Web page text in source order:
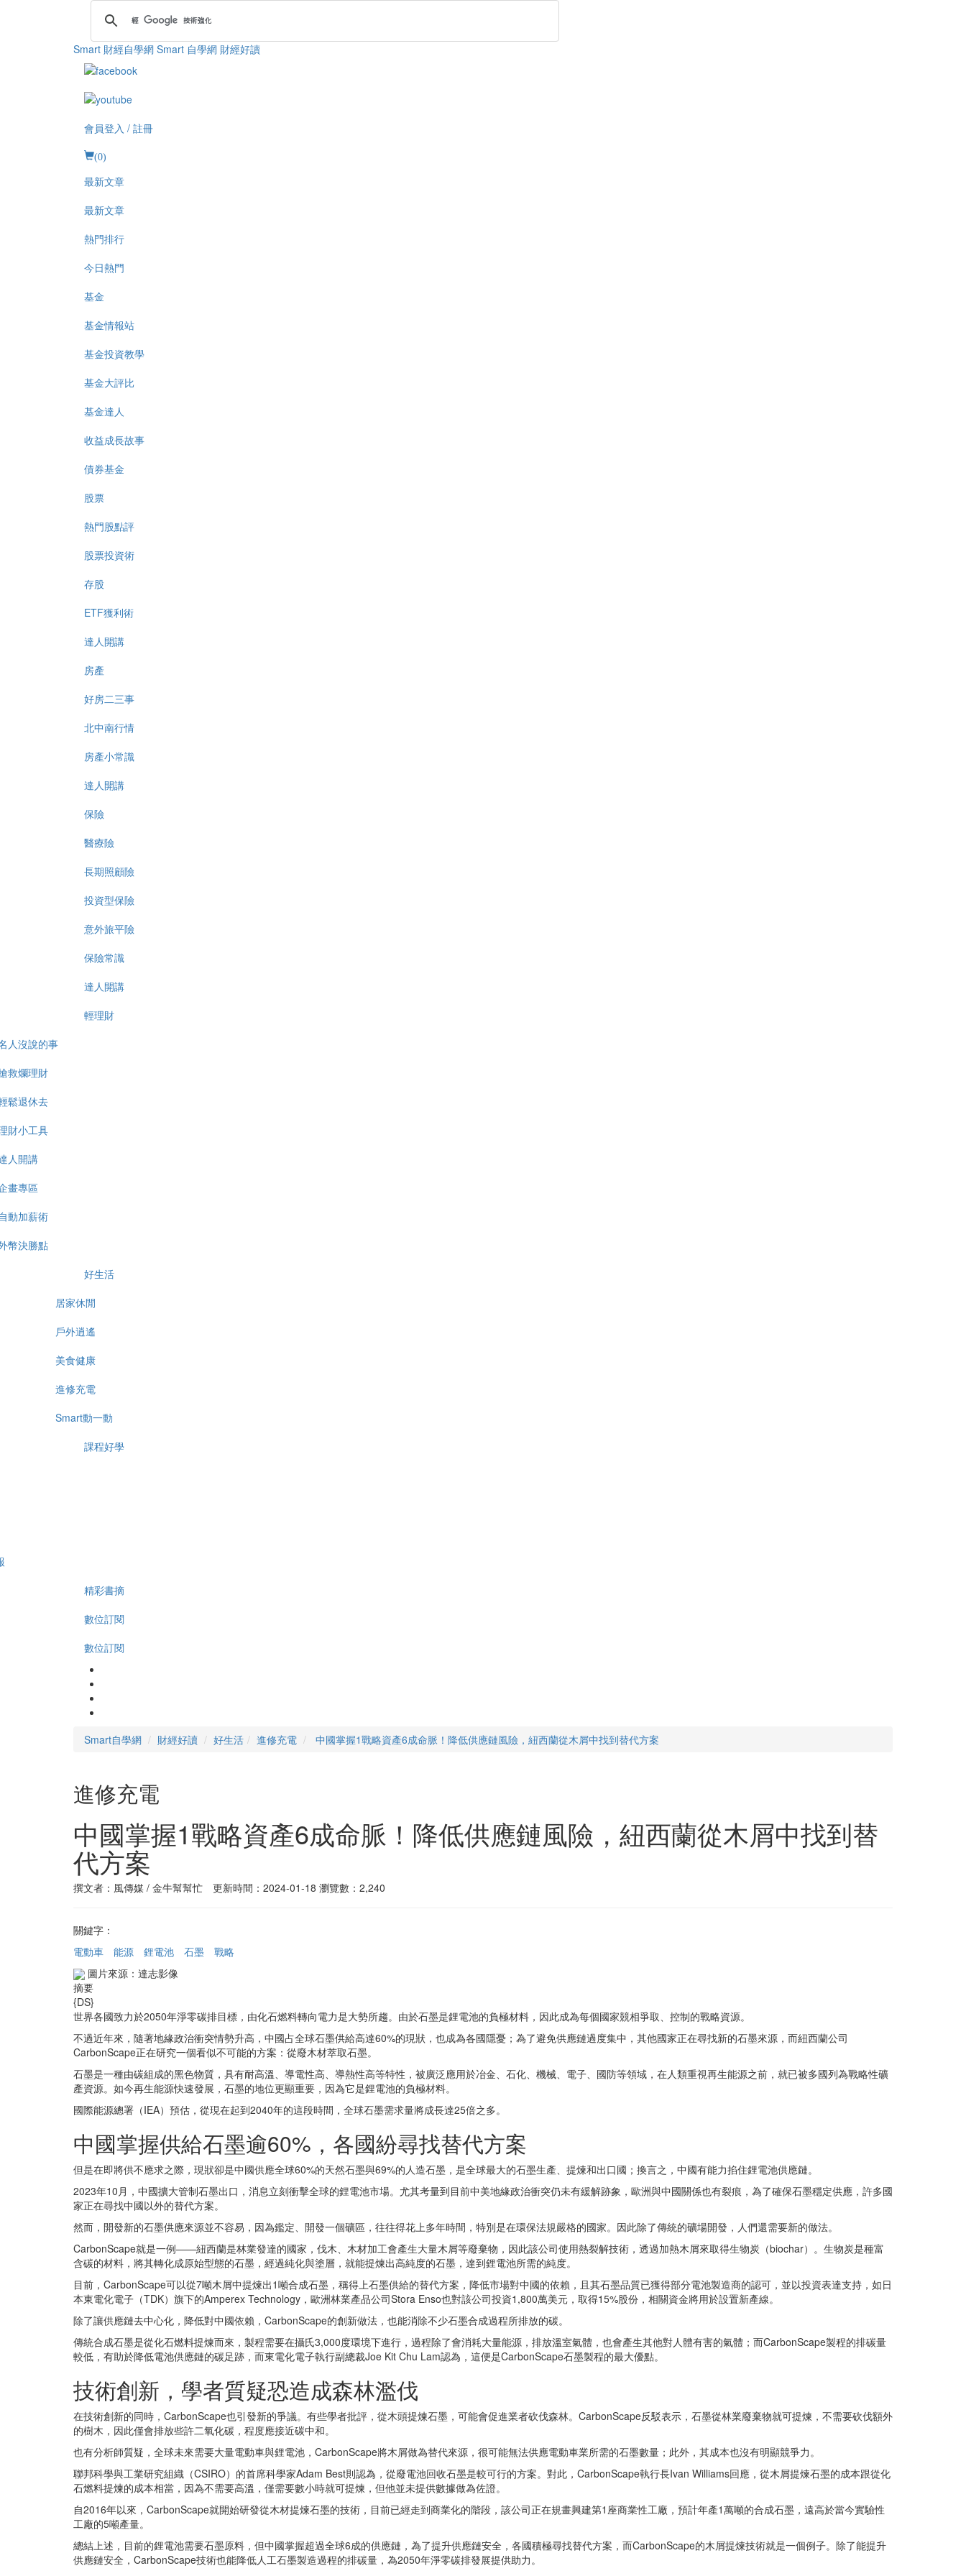
Smart 財經自學網 Smart 自學網 財經好讀
會員登入 / 註冊
(0)
最新文章
最新文章
熱門排行
今日熱門
基金
基金情報站
基金投資教學
基金大評比
基金達人
收益成長故事
債券基金
股票
熱門股點評
股票投資術
存股
ETF獲利術
達人開講
房產
好房二三事
北中南行情
房產小常識
達人開講
保險
醫療險
長期照顧險
投資型保險
意外旅平險
保險常識
達人開講
輕理財
人沒說的事
救爛理財
鬆退休去
財小工具
人開講
畫專區
動加薪術
幣決勝點
好生活
居家休閒
戶外逍遙
美食健康
進修充電
Smart動一動
課程好學
精彩書摘
數位訂閱
數位訂閱
Smart自學網 財經好讀 好生活 進修充電 中國掌握1戰略資產6成命脈！降低供應鏈風險，紐西蘭從木屑中找到替代方案
進修充電
中國掌握1戰略資產6成命脈！降低供應鏈風險，紐西蘭從木屑中找到替
代方案
撰文者：風傳媒 / 金牛幫幫忙 更新時間：2024-01-18 瀏覽數：2,240
關鍵字：
電動車
能源 鋰電池 石墨
戰略
圖片來源：達志影像
摘要
{DS}
世界各國致力於2050年淨零碳排目標，由化石燃料轉向電力是大勢所趨。由於石墨是鋰電池的負極材料，因此成為每個國家競相爭取、控制的戰略資源。
不過近年來，隨著地緣政治衝突情勢升高，中國占全球石墨供給高達60%的現狀，也成為各國隱憂；為了避免供應鏈過度集中，其他國家正在尋找新的石墨來源，而紐西蘭公司
CarbonScape正在研究一個看似不可能的方案：從廢木材萃取石墨。
石墨是一種由碳組成的黑色物質，具有耐高溫、導電性高、導熱性高等特性，被廣泛應用於冶金、石化、機械、電子、國防等領域，在人類重視再生能源之前，就已被多國列為戰略性礦
產資源。如今再生能源快速發展，石墨的地位更顯重要，因為它是鋰電池的負極材料。
國際能源總署（IEA）預估，從現在起到2040年的這段時間，全球石墨需求量將成長達25倍之多。
中國掌握供給石墨逾60%，各國紛尋找替代方案
但是在即將供不應求之際，現狀卻是中國供應全球60%的天然石墨與69%的人造石墨，是全球最大的石墨生產、提煉和出口國；換言之，中國有能力掐住鋰電池供應鏈。
2023年10月，中國擴大管制石墨出口，消息立刻衝擊全球的鋰電池市場。尤其考量到目前中美地緣政治衝突仍未有緩解跡象，歐洲與中國關係也有裂痕，為了確保石墨穩定供應，許多國
家正在尋找中國以外的替代方案。
然而，開發新的石墨供應來源並不容易，因為鑑定、開發一個礦區，往往得花上多年時間，特別是在環保法規嚴格的國家。因此除了傳統的礦場開發，人們還需要新的做法。
CarbonScape就是一例——紐西蘭是林業發達的國家，伐木、木材加工會產生大量木屑等廢棄物，因此該公司使用熱裂解技術，透過加熱木屑來取得生物炭（biochar）。生物炭是種富
含碳的材料，將其轉化成原始型態的石墨，經過純化與塗層，就能提煉出高純度的石墨，達到鋰電池所需的純度。
目前，CarbonScape可以從7噸木屑中提煉出1噸合成石墨，稱得上石墨供給的替代方案，降低市場對中國的依賴，且其石墨品質已獲得部分電池製造商的認可，並以投資表達支持，如日
本東電化電子（TDK）旗下的Amperex Technology，歐洲林業產品公司Stora Enso也對該公司投資1,800萬美元，取得15%股份，相關資金將用於設置新產線。
除了讓供應鏈去中心化，降低對中國依賴，CarbonScape的創新做法，也能消除不少石墨合成過程所排放的碳。
傳統合成石墨是從化石燃料提煉而來，製程需要在攝氏3,000度環境下進行，過程除了會消耗大量能源，排放溫室氣體，也會產生其他對人體有害的氣體；而CarbonScape製程的排碳量
較低，有助於降低電池供應鏈的碳足跡，而東電化電子執行副總裁Joe Kit Chu Lam認為，這便是CarbonScape石墨製程的最大優點。
技術創新，學者質疑恐造成森林濫伐
在技術創新的同時，CarbonScape也引發新的爭議。有些學者批評，從木頭提煉石墨，可能會促進業者砍伐森林。CarbonScape反駁表示，石墨從林業廢棄物就可提煉，不需要砍伐額外
的樹木，因此僅會排放些許二氧化碳，程度應接近碳中和。
也有分析師質疑，全球未來需要大量電動車與鋰電池，CarbonScape將木屑做為替代來源，很可能無法供應電動車業所需的石墨數量；此外，其成本也沒有明顯競爭力。
聯邦科學與工業研究組織（CSIRO）的首席科學家Adam Best則認為，從廢電池回收石墨是較可行的方案。對此，CarbonScape執行長Ivan Williams回應，從木屑提煉石墨的成本跟從化
石燃料提煉的成本相當，因為不需要高溫，僅需要數小時就可提煉，但他並未提供數據做為佐證。
自2016年以來，CarbonScape就開始研發從木材提煉石墨的技術，目前已經走到商業化的階段，該公司正在規畫興建第1座商業性工廠，預計年產1萬噸的合成石墨，遠高於當今實驗性
工廠的5噸產量。
總結上述，目前的鋰電池需要石墨原料，但中國掌握超過全球6成的供應鏈，為了提升供應鏈安全，各國積極尋找替代方案，而CarbonScape的木屑提煉技術就是一個例子。除了能提升
供應鏈安全，CarbonScape技術也能降低人工石墨製造過程的排碳量，為2050年淨零碳排發展提供助力。